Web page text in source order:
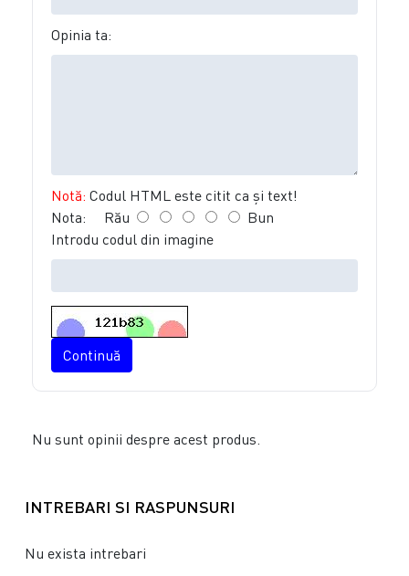
Opinia ta:
Notă: Codul HTML este citit ca şi text!
Nota: Rău
Bun
Introdu codul din imagine
Continuă
Nu sunt opinii despre acest produs.
INTREBARI SI RASPUNSURI
Nu exista intrebari